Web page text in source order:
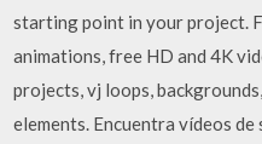
starting point in your project.
animations, free HD and 4K
projects, vj loops,
elements. Encuentra vídeos